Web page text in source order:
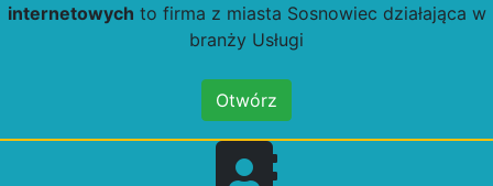
internetowych to firma z miasta Sosnowiec działająca w
branży Usługi
Otwórz